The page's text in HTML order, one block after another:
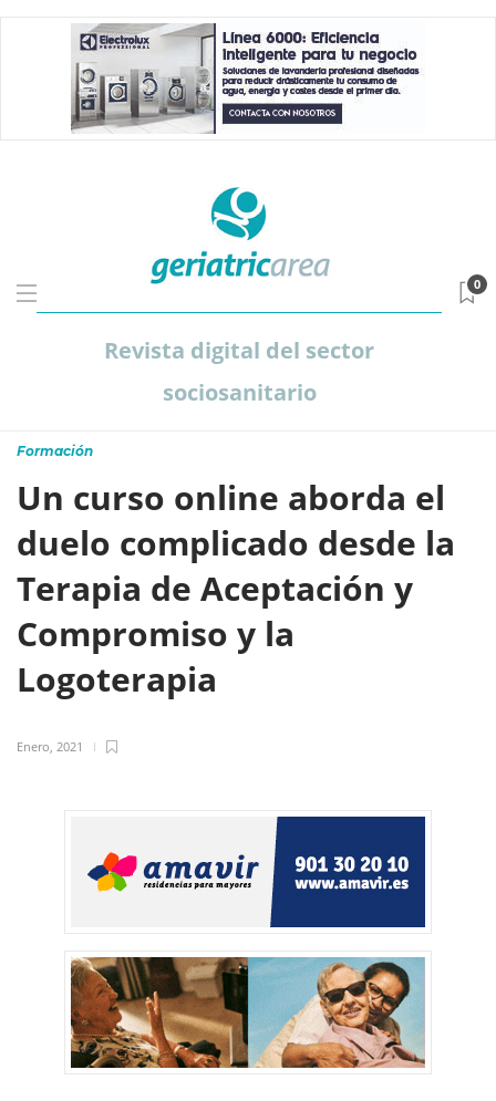
Revista digital del sector
sociosanitario
0
Formación
Un curso online aborda el
duelo complicado desde la
Terapia de Aceptación y
Compromiso y la
Logoterapia
Enero, 2021